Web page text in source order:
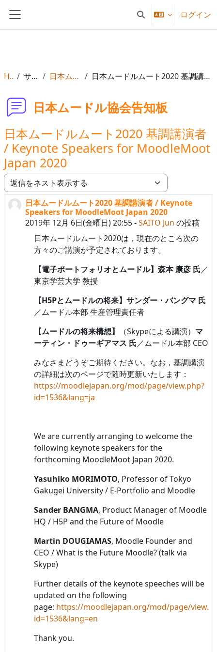
サイドパネル 検索入力に切り替える
ログイン
Home サイトページ 日本ムードル協会告知板 日本ムードルムート2020 基調講演者 / Keynote Speakers for MoodleMoot Japan 2020
日本ムードル協会告知板
日本ムードルムート2020 基調講演者
/ Keynote Speakers for MoodleMoot
Japan 2020
表示モード
日本ムードルムート2020 基調講演者 / Keynote
Speakers for MoodleMoot Japan 2020
2019年 12月 6日(金曜日) 20:55-SAITO Jun の投稿
返信数: 0
日本ムードルムート2020は，現在のところ次の
方々のご講演が予定されております。
【電子ポートフォリオとムードル】 森本 康彦 氏／
東京学芸大学 教授
【H5Pとムードルの将来】 サンダー・バングマ 氏
／ムードル本部 生産管理責任者
【ムードルの将来構想】
（Skypeによる講演） マ
ーティン・ドゥーギアマス 氏／ムードル本部 CEO
みなさまどうぞご期待ください。なお，基調講演
の詳細は次のページで随時更新いたします：
https://moodlejapan.org/mod/page/view.php?
id=1536&lang=ja
We are currently arranging to welcome the
following keynote speakers for the
forthcoming MoodleMoot Japan 2020.
Yasuhiko MORIMOTO, Professor of Tokyo
Gakugei University / E-Portfolio and Moodle
Sander BANGMA, Product Manager of Moodle
HQ / H5P and the Future of Moodle
Martin DOUGIAMAS, Moodle Founder and
CEO / What is the Future Moodle? (talk via
Skype)
Further details of the keynote speeches will be
updated on the following
page: https://moodlejapan.org/mod/page/
id=1536&lang=en
Thank you.